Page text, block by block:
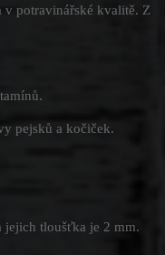
v potravinářské kvalitě. Z
pejsků a kočiček.
jejich tloušťka je 2 mm.